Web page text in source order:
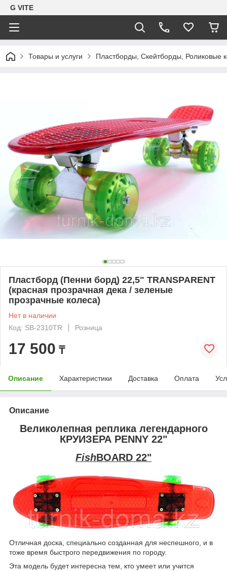
G VITE
Товары и услуги Пластборды, Скейтборды, Роликовые
Пластборд (Пенни борд) 22,5" TRANSPARENT
(красная прозрачная дека / зеленые
прозрачные колеса)
Нет в наличии
Код: SB-2310TR
Розница
17 500 ₸
Описание Характеристики Доставка Оплата
Описание
Великолепная реплика легендарного
КРУИЗЕРА PENNY 22"
FishBOARD 22"
Отличная доска, специально созданная для неспешного, и в
тоже время быстрого передвижения по городу.
Эта модель будет интересна тем, кто умеет или учится